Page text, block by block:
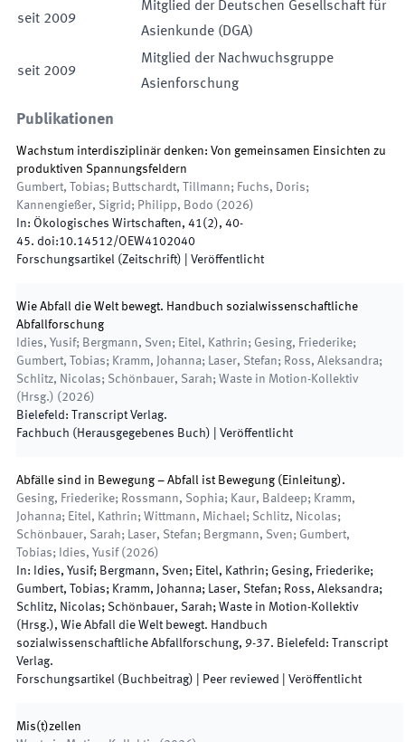
seit 2009
Mitglied der Deutschen Gesellschaft für
Asienkunde (DGA)
seit 2009
Mitglied der Nachwuchsgruppe
Asienforschung
Publikationen
Wachstum interdisziplinär denken: Von gemeinsamen Einsichten zu
produktiven Spannungsfeldern
Gumbert, Tobias; Buttschardt, Tillmann; Fuchs, Doris;
Kannengießer, Sigrid; Philipp, Bodo ( 2026)
In: Ökologisches Wirtschaften, 41(2), 40-
45. doi:10.14512/OEW4102040
Forschungsartikel (Zeitschrift)
Veröffentlicht
Wie Abfall die Welt bewegt. Handbuch sozialwissenschaftliche
Abfallforschung
Idies, Yusif; Bergmann, Sven; Eitel, Kathrin; Gesing, Friederike;
Gumbert, Tobias; Kramm, Johanna; Laser, Stefan; Ross, Aleksandra;
Schlitz, Nicolas; Schönbauer, Sarah; Waste in Motion-Kollektiv
( Hrsg.) ( 2026)
Bielefeld: Transcript Verlag.
Fachbuch (Herausgegebenes Buch)
Veröffentlicht
Abfälle sind in Bewegung – Abfall ist Bewegung (Einleitung).
Gesing, Friederike; Rossmann, Sophia; Kaur, Baldeep; Kramm,
Johanna; Eitel, Kathrin; Wittmann, Michael; Schlitz, Nicolas;
Schönbauer, Sarah; Laser, Stefan; Bergmann, Sven; Gumbert,
Tobias; Idies, Yusif( 2026)
In:
Idies, Yusif; Bergmann, Sven; Eitel, Kathrin; Gesing, Friederike;
Gumbert, Tobias; Kramm, Johanna; Laser, Stefan; Ross, Aleksandra;
Schlitz, Nicolas; Schönbauer, Sarah; Waste in Motion-Kollektiv
( Hrsg.), Wie Abfall die Welt bewegt. Handbuch
sozialwissenschaftliche Abfallforschung, 9-37. Bielefeld:
Transcript
Verlag.
Forschungsartikel (Buchbeitrag) | Peer reviewed Veröffentlicht
Mis(t)zellen